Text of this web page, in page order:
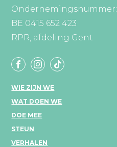
Ondernemingsnummer:
BE 0415 652 423
RPR, afdeling Gent
WIE ZIJN WE
WAT DOEN WE
DOE MEE
STEUN
VERHALEN